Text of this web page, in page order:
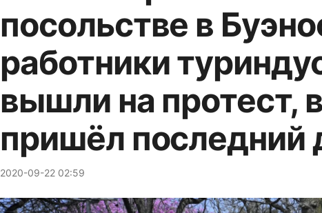
посольстве в
работники
вышли на протест,
пришёл последний
2020-09-22 02:59